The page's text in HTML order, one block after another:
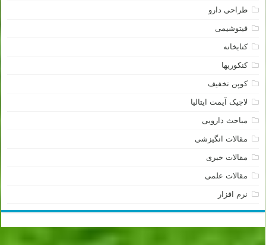
طراحی دارو
فیتوشیمی
کتابخانه
کنکوریها
کوپن تخفیف
لاجیک آیمت ایتالیا
مباحث دارویی
مقالات انگیزشی
مقالات خبری
مقالات علمی
نرم افزار